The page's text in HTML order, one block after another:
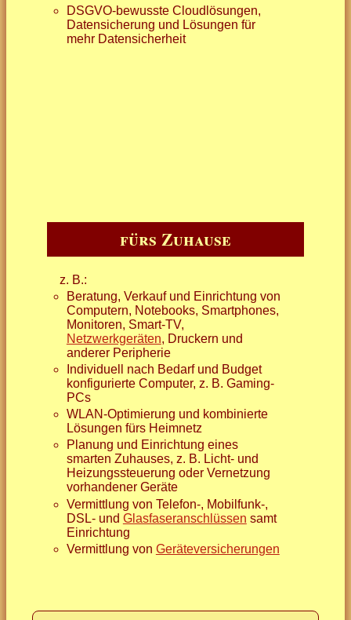
DSGVO-bewusste Cloudlösungen,
Datensicherung und Lösungen für
mehr Datensicherheit
fürs Zuhause
z. B.:
Beratung, Verkauf und Einrichtung von
Computern, Notebooks, Smartphones,
Monitoren, Smart-TV,
Netzwerkgeräten, Druckern und
anderer Peripherie
Individuell nach Bedarf und Budget
konfigurierte Computer, z. B. Gaming-
PCs
WLAN-Optimierung und kombinierte
Lösungen fürs Heimnetz
Planung und Einrichtung eines
smarten Zuhauses, z. B. Licht- und
Heizungssteuerung oder Vernetzung
vorhandener Geräte
Vermittlung von Telefon-, Mobilfunk-,
DSL- und Glasfaseranschlüssen samt
Einrichtung
Vermittlung von Geräteversicherungen